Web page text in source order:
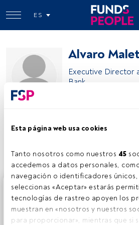
Esta página web usa cookies
Tanto nosotros como nuestros 45
accedemos a datos personales,
navegación o identificadores
seleccionas «Aceptar» estarás
tecnologías de rastreo apoyen los
muestran en «nosotros y nuestros
para proporcionar», mientras que si
ES
Alvaro
Executive Director
Bank
Compartir:
Este es un artículo exclusivo para los
de FundsPeople. Si ya estás
botón Login. Si aún no tienes
registrarte y disfrutar de todo el